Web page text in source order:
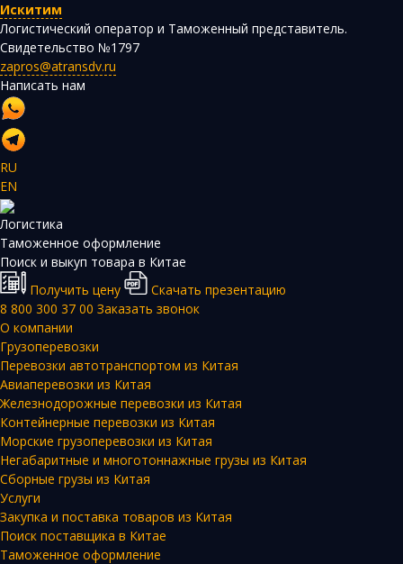
Искитим
Логистический оператор и Таможенный представитель.
Свидетельство №1797
zapros@atransdv.ru
Написать нам
RU
EN
Логистика
Таможенное оформление
Поиск и выкуп товара в Китае
Получить цену
Скачать презентацию
8 800 300 37 00 Заказать звонок
О компании
Грузоперевозки
Перевозки автотранспортом из Китая
Авиаперевозки из Китая
Железнодорожные перевозки из Китая
Контейнерные перевозки из Китая
Морские грузоперевозки из Китая
Негабаритные и многотоннажные грузы из Китая
Сборные грузы из Китая
Услуги
Закупка и поставка товаров из Китая
Поиск поставщика в Китае
Таможенное оформление